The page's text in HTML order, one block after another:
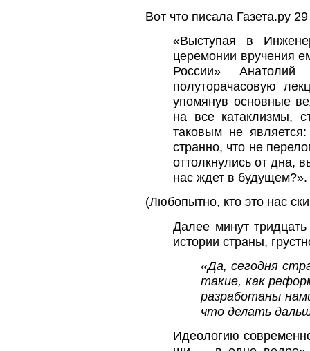
Вот что писала Газета.ру
«Выступая в
церемонии вручения
России»
полуторачасовую
упомянув основные
на все катаклизмы,
таковым не
странно, что не
оттолкнулись от дна,
нас ждет в будущем?».
(Любопытно, кто это нас
Далее минут
истории страны,
«Да, сегодня
такие, как
разработаны
что делать
Идеологию